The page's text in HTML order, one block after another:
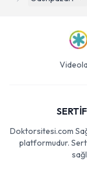
Doktorsitesi.com
platformudur.